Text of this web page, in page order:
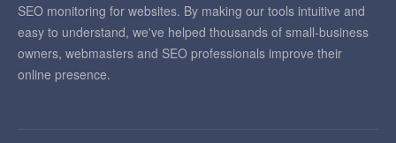
SEO monitoring for websites. By making our tools intuitive and
easy to understand, we've helped thousands of small-business
owners, webmasters and SEO professionals improve their
online presence.